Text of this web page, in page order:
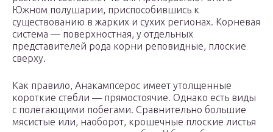
Южном полушарии, приспособившись к
существованию в жарких и сухих регионах. Корневая
система — поверхностная, у отдельных
представителей рода корни реповидные, плоские
сверху.
Как правило, Анакампсерос имеет утолщенные
короткие стебли — прямостоячие. Однако есть виды
с полегающими побегами. Сравнительно большие
мясистые или, наоборот, крошечные плоские листья